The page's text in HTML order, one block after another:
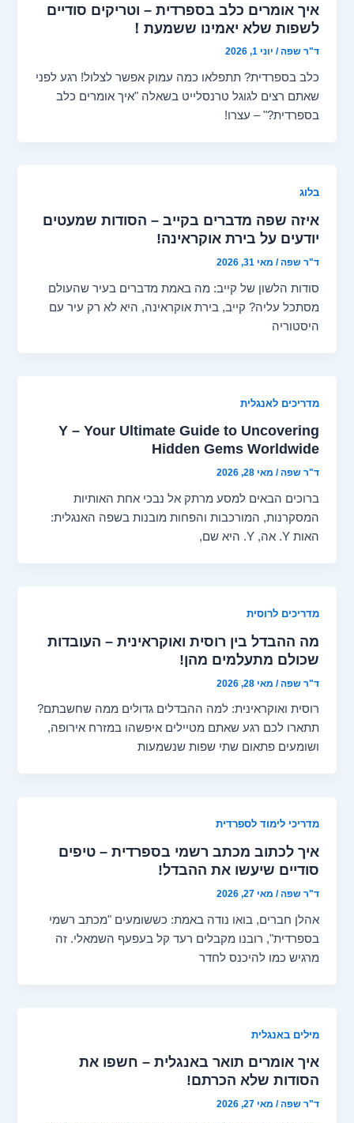
איך אומרים כלב בספרדית – וטריקים סודיים
לשפות שלא יאמינו ששמעת！
ד"ר שפה/ יוני 1, 2026
כלב בספרדית? תתפלאו כמה עמוק אפשר לצלול! רגע לפני
שאתם רצים לגוגל טרנסלייט בשאלה "איך אומרים כלב
בספרדית?" – עצרו!
בלוג
איזה שפה מדברים בקייב – הסודות שמעטים
יודעים על בירת אוקראינה!
ד"ר שפה/ מאי 31, 2026
סודות הלשון של קייב: מה באמת מדברים בעיר שהעולם
מסתכל עליה? קייב, בירת אוקראינה, היא לא רק עיר עם
היסטוריה
מדריכים לאנגלית
Y – Your Ultimate Guide to Uncovering
Hidden Gems Worldwide
ד"ר שפה/ מאי 28, 2026
ברוכים הבאים למסע מרתק אל נבכי אחת האותיות
המסקרנות, המורכבות והפחות מובנות בשפה האנגלית:
האות Y. אה, Y. היא שם,
מדריכים לרוסית
מה ההבדל בין רוסית ואוקראינית – העובדות
שכולם מתעלמים מהן!
ד"ר שפה/ מאי 28, 2026
רוסית ואוקראינית: למה ההבדלים גדולים ממה שחשבתם?
תתארו לכם רגע שאתם מטיילים איפשהו במזרח אירופה,
ושומעים פתאום שתי שפות שנשמעות
מדריכי לימוד לספרדית
איך לכתוב מכתב רשמי בספרדית – טיפים
סודיים שיעשו את ההבדל!
ד"ר שפה/ מאי 27, 2026
אהלן חברים, בואו נודה באמת: כששומעים "מכתב רשמי
בספרדית", רובנו מקבלים רעד קל בעפעף השמאלי. זה
מרגיש כמו להיכנס לחדר
מילים באנגלית
איך אומרים תואר באנגלית – חשפו את
הסודות שלא הכרתם!
ד"ר שפה/ מאי 27, 2026